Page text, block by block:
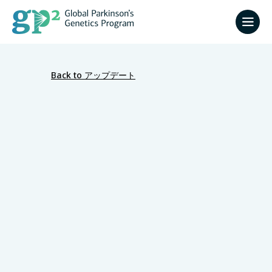
Back to アップデート